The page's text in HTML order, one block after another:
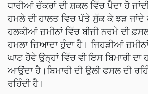
ਧਾਰੀਆਂ ਚੱਕਰਾਂ ਦੀ ਸ਼ਕਲ ਵਿੱਚ ਪੈਦਾ ਹੋ
ਹਮਲੇ ਦੀ ਹਾਲਤ ਵਿਚ ਪੱਤੇ ਸੁੱਕ ਕੇ ਝੜ
ਹਲਕੀਆਂ ਜ਼ਮੀਨਾਂ ਵਿੱਚ ਬੀਜੀ ਨਰਮੇ ਦੀ
ਹਮਲਾ ਜ਼ਿਆਦਾ ਹੁੰਦਾ ਹੈ। ਜਿਹੜੀਆਂ
ਘਾਟ ਹੋਵੇ ਉਨ੍ਹਾਂ ਵਿੱਚ ਵੀ ਇਸ ਬਿਮਾਰੀ
ਆਉਂਦਾ ਹੈ।ਬਿਮਾਰੀ ਦੀ ਉਲੀ ਫਸਲ ਦੀ
ਰਹਿੰਦੀ ਹੈ।